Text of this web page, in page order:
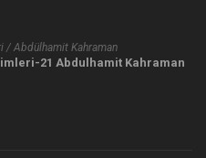
/ Abdülhamit Kahraman
21 Abdulhamit Kahraman